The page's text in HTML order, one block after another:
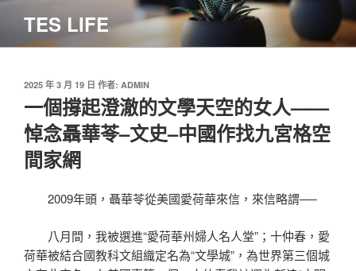
主
TES LIFE
發
於
2025 年 3 月 19 日 作者: ADMIN
一個撐起澄澈的文學天空的女人——
悼念聶華苓–文史–中國作找九宮格空
間家網
2009年頭，聶華苓從美國愛荷華來信，來信略謂──
八月間，我被選進“愛荷華州婦人名人堂”；十仲春，愛
荷華被結合國教科文組織定名為“文學城”，為世界第三個城